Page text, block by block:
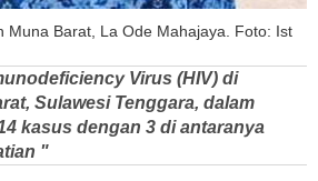
Muna Barat, La Ode Mahajaya. Foto: Ist
Virus (HIV) di
Sulawesi Tenggara, dalam
kasus dengan 3 di antaranya
"